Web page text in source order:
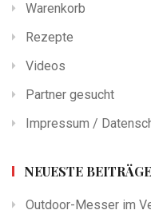
Warenkorb
Rezepte
Videos
Partner gesucht
Impressum /
NEUESTE BEITRÄGE
Outdoor-Messer im